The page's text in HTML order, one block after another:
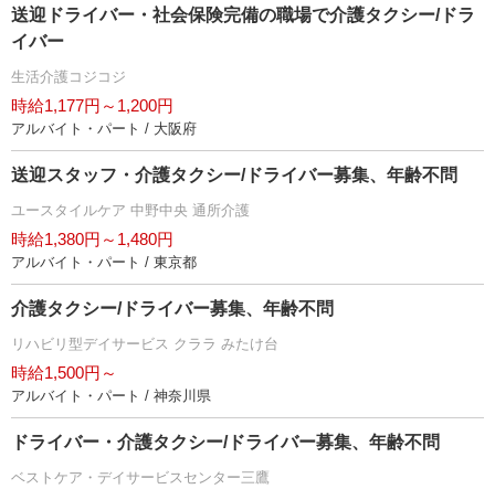
送迎ドライバー・社会保険完備の職場で介護タクシー/ドラ
イバー
生活介護コジコジ
時給1,177円～1,200円
アルバイト・パート / 大阪府
送迎スタッフ・介護タクシー/ドライバー募集、年齢不問
ユースタイルケア 中野中央 通所介護
時給1,380円～1,480円
アルバイト・パート / 東京都
介護タクシー/ドライバー募集、年齢不問
リハビリ型デイサービス クララ みたけ台
時給1,500円～
アルバイト・パート / 神奈川県
ドライバー・介護タクシー/ドライバー募集、年齢不問
ベストケア・デイサービスセンター三鷹